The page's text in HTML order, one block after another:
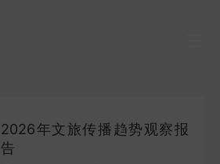
2026年文旅传播趋势观察报
告